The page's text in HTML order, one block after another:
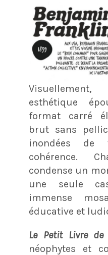
esthétique
format carré
brut sans
inondées de
cohérence.
condense un
une seule
immense
éducative et
Le Petit Livre de
néophytes et